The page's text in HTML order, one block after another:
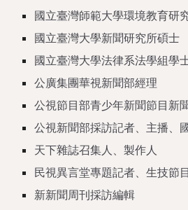
國立臺灣師範大學環境教育研
國立臺灣大學新聞研究所碩士
國立臺灣大學法律系法學組學
公廣集團華視新聞部經理
公視節目部青少年新聞節目新
公視新聞部採訪記者、主播、
天下雜誌召集人、製作人
民視異言堂專題記者、生技節
新新聞周刊採訪編輯